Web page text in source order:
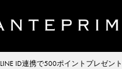
LINE ID連携で500ポイントプレゼント